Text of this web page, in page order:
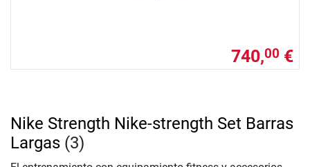
740,00 €
Nike Strength Nike-strength Set Barras
Largas (3)